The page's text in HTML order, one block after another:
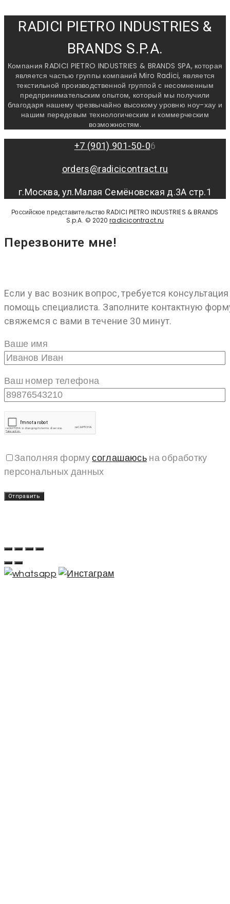
RADICI PIETRO INDUSTRIES &
BRANDS S.P.A.
Компания RADICI PIETRO INDUSTRIES & BRANDS SPA, которая
является частью группы компаний Miro Radici, является
текстильной производственной группой с несомненным
предпринимательским опытом, который мы получили
благодаря нашему чрезвычайно высокому уровню ноу-хау и
нашим передовым технологическим и коммерческим
возможностям.
+7 (901) 901-50-06
orders@radicicontract.ru
г.Москва, ул.Малая Семёновская д.3А стр.1
Российское представительство RADICI PIETRO INDUSTRIES & BRANDS
S.p.A. © 2020radicicontract.ru
Перезвоните мне!
Если у вас возник вопрос, требуется
помощь специалиста. Заполните контактную
свяжемся с вами в течение 30 минут.
Ваше имя
Ваш номер телефона
Заполняя формусоглашаюсь на обработку
персональных данных